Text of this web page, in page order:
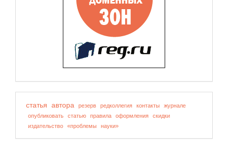
статья автора резерв редколлегия контакты
журнале
опубликовать
статью правила оформления
скидки
издательство
«проблемы науки»